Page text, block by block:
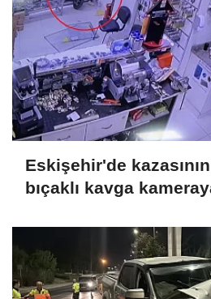
Eskişehir'de
bıçaklı kavga